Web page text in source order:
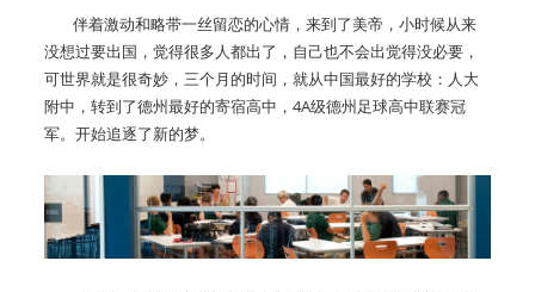
伴着激动和略带一丝留恋的心情，来到了美帝，小时候从来
没想过要出国，觉得很多人都出了，自己也不会出觉得没必要，
可世界就是很奇妙，三个月的时间，就从中国最好的学校：人大
附中，转到了德州最好的寄宿高中，4A级德州足球高中联赛冠
军。开始追逐了新的梦。